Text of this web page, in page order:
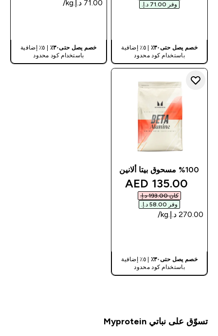
وفر ‏71.00 د.إ.‏‎
خصم يصل حتى٣٠٪
| ٥٪ إضافية
باستخدام كود محدود
خصم يصل حتى٣٠٪
| ٥٪ إضافية
باستخدام كود محدود
%100 مسحوق بيتا ألانين
discounted price
135.00 AED‎
كان ‏193.00 د.إ.‏‎
وفر ‏58.00 د.إ.‏‎
خصم يصل حتى٣٠٪
| ٥٪ إضافية
باستخدام كود محدود
تسوّق على نباتي Myprotein